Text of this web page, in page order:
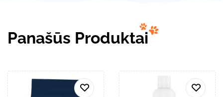
Panašūs Produktai